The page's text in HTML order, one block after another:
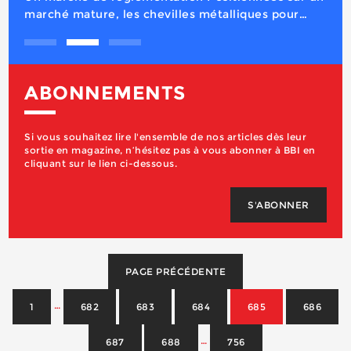
ABONNEMENTS
Si vous souhaitez lire l'ensemble de nos articles dès leur
sortie en magazine, n’hésitez pas à vous abonner à BBI en
cliquant sur le lien ci-dessous.
S'ABONNER
PAGE PRÉCÉDENTE
1 … 682 683 684 685 686
687 688 … 756